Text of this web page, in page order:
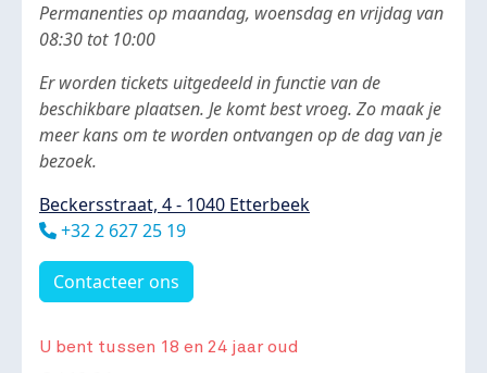
Permanenties op maandag, woensdag en vrijdag van
08:30 tot 10:00
Er worden tickets uitgedeeld in functie van de
beschikbare plaatsen. Je komt best vroeg. Zo maak je
meer kans om te worden ontvangen op de dag van je
bezoek.
Beckersstraat, 4 - 1040 Etterbeek
Téléphone
+32 2 627 25 19
Contacteer ons
U bent tussen 18 en 24 jaar oud